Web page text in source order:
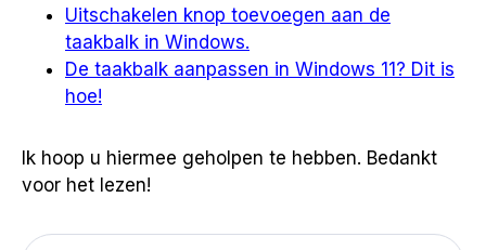
Uitschakelen knop toevoegen aan de
taakbalk in Windows.
De taakbalk aanpassen in Windows 11? Dit is
hoe!
Ik hoop u hiermee geholpen te hebben. Bedankt
voor het lezen!